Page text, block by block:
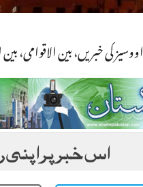
اووسیز کی خبریں،بین الاقوامی،
اس خبر پر اپنی